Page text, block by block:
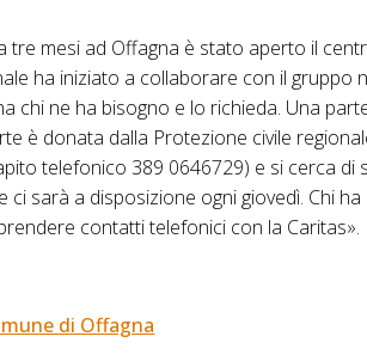
tre mesi ad Offagna è stato aperto il
ha iniziato a collaborare con il gruppo
chi ne ha bisogno e lo richieda. Una
è donata dalla Protezione civile
telefonico 389 0646729) e si cerca
ci sarà a disposizione ogni giovedì. Chi
contatti telefonici con la Caritas».
di Offagna